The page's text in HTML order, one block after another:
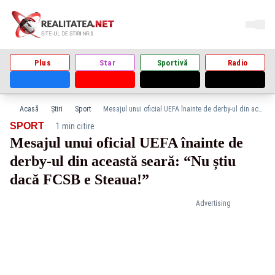
Plus Star Sportivă Radio
Acasă Știri Sport Mesajul unui oficial UEFA înainte de derby-ul din această seară: “Nu știu dacă FCSB e Steaua!”
Advertising
SPORT· 1 min citire
Mesajul unui oficial UEFA înainte de
derby-ul din această seară: “Nu știu
dacă FCSB e Steaua!”